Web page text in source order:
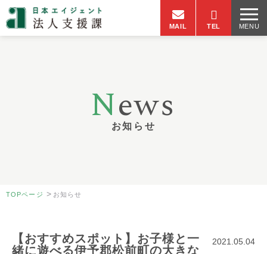
MAIL TEL MENU
News
お知らせ
TOPページ > お知らせ
【おすすめスポット】お子様と一
緒に遊べる伊予郡松前町の大きな
2021.05.04